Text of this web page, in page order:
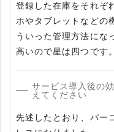
登録した在庫をそれぞ
ホやタブレットなどの
ういった管理方法にな
高いので星は四つです。
サービス導入後の
えてください
先述したとおり、バー